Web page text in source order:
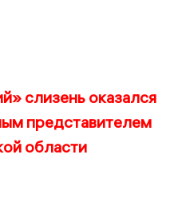
слизень оказался
представителем
области